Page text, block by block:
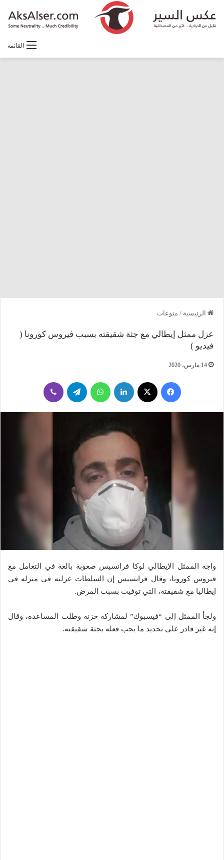
القائمة
الرئيسية / منوعات
عزل ممثل إيطالي مع جثة شقيقته بسبب فيروس كورونا (
فيديو )
14 مارس، 2020
فيسبوك لينكدإن واتساب تيلقرام
واجه الممثل الإيطالي لوكا فرانسيس صعوبة بالغة في التعامل مع
فيروس كورونا، وقال فرانسيس إن السلطات عزلته في منزله في
إيطاليا مع شقيقته، التي توفيت بسبب المرض.
ولجأ الممثل إلى “فيسبوك” لمشاركة حزنه وطلب المساعدة، وقال
إنه غير قادر على تحديد ما يجب فعله بجثة شقيقته.